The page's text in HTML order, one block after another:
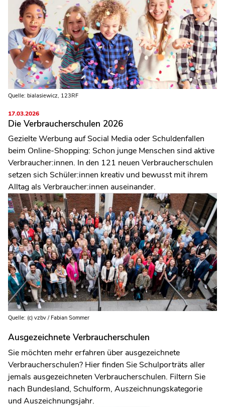
Quelle: bialasiewicz, 123RF
17.03.2026
Die Verbraucherschulen 2026
Gezielte Werbung auf Social Media oder Schuldenfallen
beim Online-Shopping: Schon junge Menschen sind aktive
Verbraucher:innen. In den 121 neuen Verbraucherschulen
setzen sich Schüler:innen kreativ und bewusst mit ihrem
Alltag als Verbraucher:innen auseinander.
Quelle: (c) vzbv / Fabian Sommer
Ausgezeichnete Verbraucherschulen
Sie möchten mehr erfahren über ausgezeichnete
Verbraucherschulen? Hier finden Sie Schulporträts aller
jemals ausgezeichneten Verbraucherschulen. Filtern Sie
nach Bundesland, Schulform, Auszeichnungskategorie
und Auszeichnungsjahr.